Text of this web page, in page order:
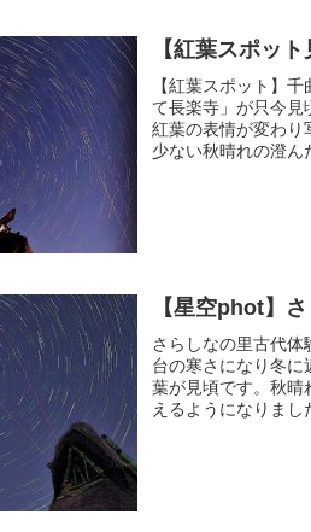
【紅葉スポッ
【紅葉スポット】
て長楽寺」が只今
紅葉の表情が変わり
少ない秋晴れの澄ん
【星空phot】
さらしなの里古代
台の寒さになり冬に
葉が見頃です。秋晴
えるようになりま